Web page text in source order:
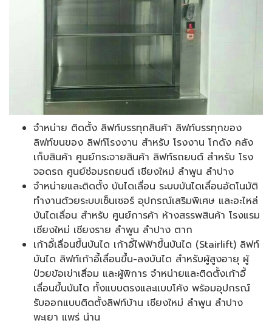
จำหน่าย ติดตั้ง ลิฟท์บรรทุกสินค้า ลิฟท์บรรทุกของ
ลิฟท์ขนของ ลิฟท์โรงงาน สำหรับ โรงงาน โกดัง คลัง
เก็บสินค้า ศูนย์กระจายสินค้า ลิฟท์รถยนต์ สำหรับ โรง
จอดรถ ศูนย์ซ่อมรถยนต์ เชียงใหม่ ลำพูน ลำปาง
จำหน่ายและติดตั้ง บันไดเลื่อน ระบบบันไดเลื่อนอัตโนมัติ
ทำงานด้วยระบบเซ็นเซอร์ อุปกรณ์เสริมพิเศษ และอะไหล่
บันไดเลื่อน สำหรับ ศูนย์การค้า ห้างสรรพสินค้า โรงแรม
เชียงใหม่ เชียงราย ลำพูน ลำปาง ตาก
เก้าอี้เลื่อนขึ้นบันได เก้าอี้ไฟฟ้าขึ้นบันได (Stairlift) ลิฟท์
บันได ลิฟท์เก้าอี้เลื่อนขึ้น-ลงบันได สำหรับผู้สูงอายุ ผู้
ป่วยข้อเข่าเสื่อม และผู้พิการ จำหน่ายและติดตั้งเก้าอี้
เลื่อนขึ้นบันได ทั้งแบบตรงและแบบโค้ง พร้อมอุปกรณ์
รับออกแบบติดตั้งลิฟท์บ้าน เชียงใหม่ ลำพูน ลำปาง
พะเยา แพร่ น่าน